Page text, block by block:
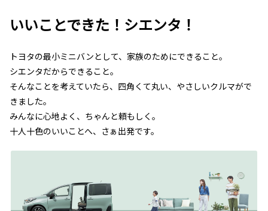
いいことできた！シエンタ！
トヨタの最小ミニバンとして、家族のためにできること。
シエンタだからできること。
そんなことを考えていたら、四角くて丸い、やさしいクルマがで
きました。
みんなに心地よく、ちゃんと頼もしく。
十人十色のいいことへ、さぁ出発です。